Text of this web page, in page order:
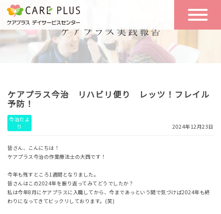
こんな方に
おすすめ
一日の流れ
一日体験
空き状況
お問い合わせ
ケアプラス今治 リハビリ便り レッツ！フレイル
予防！
今治だよ
り
2024年12月23日
皆さん、こんにちは！
ケアプラス今治の作業療法士の大西です！
今年も残すところ1週間となりました。
皆さんはこの2024年を振り返ってみてどうでしたか？
私は今年8月にケアプラスに入職してから、今まであっという間で気づけば2024年も終
わりになってきてビックリしております。(笑)